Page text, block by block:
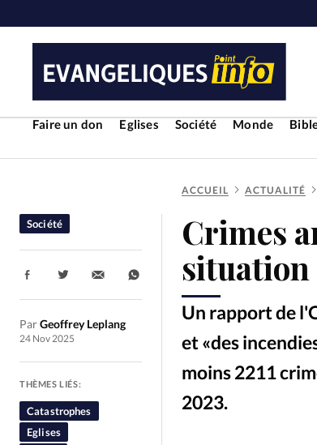
Faire un don Eglises Société Monde
RUBRIQUES
Toute l'actualité Bible
Economie
Eglises
Liberté religieuse
People
Politique
ACCUEIL ACTUALITÉ
Crimes
situation
Un rapport de
et «des
moins 2211
2023.
Société
ParGeoffrey Leplang
24 Nov 2025
Partager:
THÈMES LIÉS:
Catastrophes
Eglises